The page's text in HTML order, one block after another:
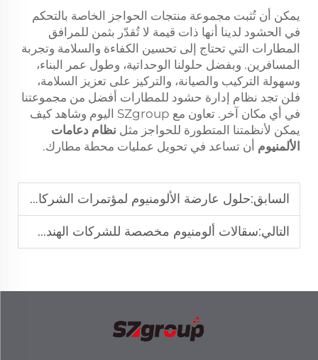
يمكن أن تُثبت مجموعة منتجات الحواجز الخاصة بالتحكم
في الحشود لدينا أنها ذات قيمة لا تُقدّر بثمن للمرافق
المطارات التي تحتاج إلى تحسين الكفاءة والسلامة وتجربة
المسافرين. وبفضل حلولنا الوحداتية، وطول عمر البناء،
وسهولة التركيب والصيانة، والتركيز على تعزيز السلامة،
فلن تجد نظام إدارة حشود للمطارات أفضل من مجموعتنا
في أي مكان آخر. تعاون مع SZgroup اليوم وشاهد كيف
يمكن لأنظمتنا المتطورة للحواجز مثل نظام دعامات
الألمنيوم أن تساعد في تحويل عمليات محطة مطارك.
السابق:حلول عارضة الألومنيوم لمؤتمرات الشركات
التالي:سقالات ألومنيوم مخصصة للشركات الهندسية